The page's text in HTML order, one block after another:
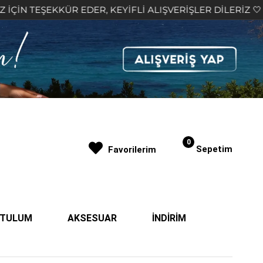
EDER, KEYİFLİ ALIŞVERİŞLER DİLERİZ 🤍
Sepetim
0
AKSESUAR İNDİRİM
Favorilerim